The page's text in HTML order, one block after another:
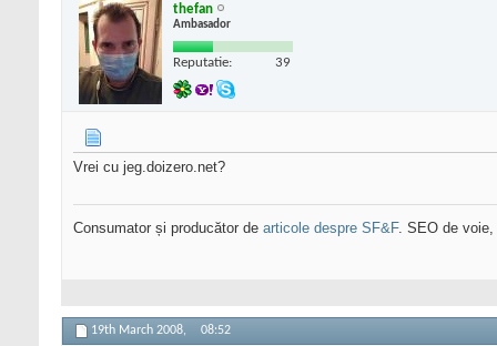
thefan
Ambasador
Reputatie: 39
Vrei cu jeg.doizero.net?
Consumator și producător de articole despre SF&F. SEO de voie,
19th March 2008, 08:52